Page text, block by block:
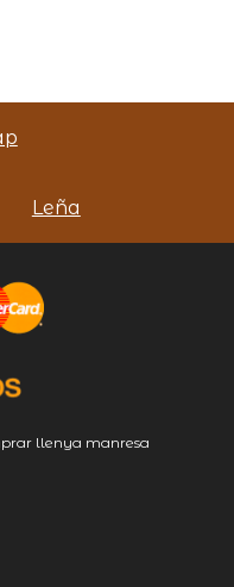
Leña
llenya manresa